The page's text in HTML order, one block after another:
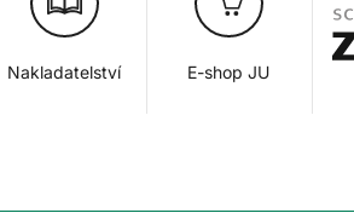
Nakladatelství E-shop JU